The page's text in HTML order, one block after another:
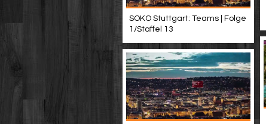
SOKO Stuttgart: Teams | Folge
1/Staffel 13